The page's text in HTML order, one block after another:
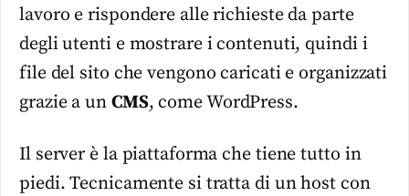
lavoro e rispondere alle richieste da parte
degli utenti e mostrare i contenuti, quindi i
file del sito che vengono caricati e organizzati
grazie a un CMS, come WordPress.
Il server è la piattaforma che tiene tutto in
piedi. Tecnicamente si tratta di un host con